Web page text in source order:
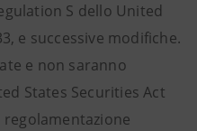
S dello United
e successive modifiche.
e non saranno
States Securities Act
regolamentazione